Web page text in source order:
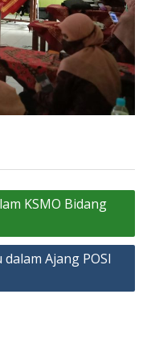
KSMO Bidang
Ajang POSI